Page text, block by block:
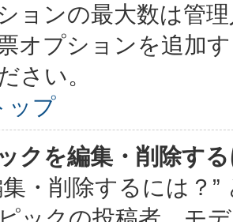
ョンの最大数は管
オプションを追加
さい。
ップ
クを編集・削除す
集・削除するには？